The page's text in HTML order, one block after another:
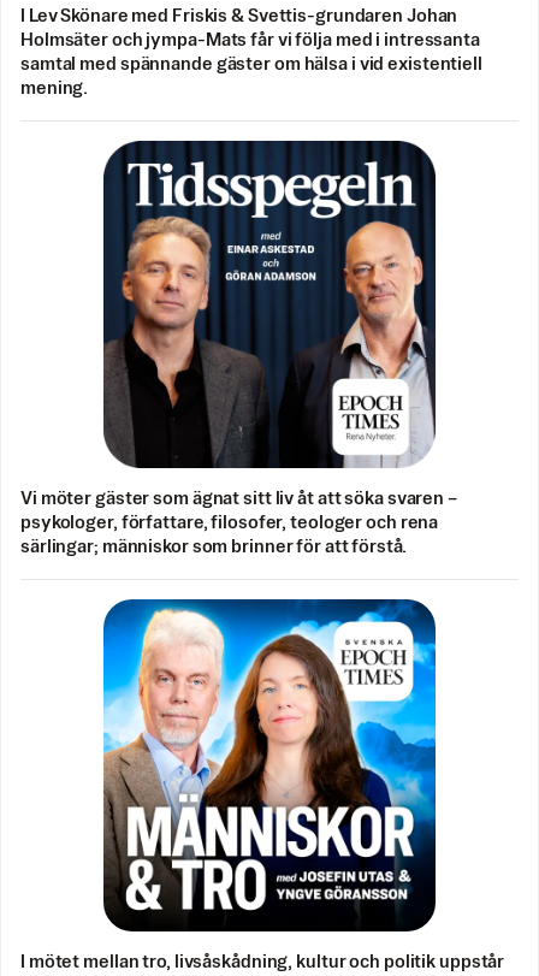
I Lev Skönare med Friskis & Svettis-grundaren Johan
Holmsäter och jympa-Mats får vi följa med i intressanta
samtal med spännande gäster om hälsa i vid existentiell
mening.
Vi möter gäster som ägnat sitt liv åt att söka svaren –
psykologer, författare, filosofer, teologer och rena
särlingar; människor som brinner för att förstå.
I mötet mellan tro, livsåskådning, kultur och politik uppstår